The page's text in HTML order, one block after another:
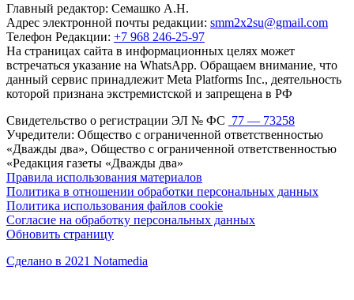
Главный редактор: Семашко А.Н.
Адрес электронной почты редакции: smm2x2su@gmail.com
Телефон Редакции: +7 968 246-25-97
На страницах сайта в информационных целях может
встречаться указание на WhatsApp. Обращаем внимание, что
данный сервис принадлежит Meta Platforms Inc., деятельность
которой признана экстремистской и запрещена в РФ
Свидетельство о регистрации ЭЛ № ФС 77 — 73258
Учредители: Общество с ограниченной ответственностью
«Дважды два», Общество с ограниченной ответственностью
«Редакция газеты «Дважды два»
Правила использования материалов
Политика в отношении обработки персональных данных
Политика использования файлов cookie
Согласие на обработку персональных данных
Обновить страницу
Сделано в 2021 Notamedia